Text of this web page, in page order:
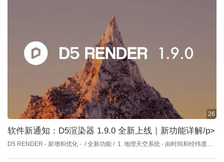
26
软件新通知：D5渲染器 1.9.0 全新上线｜新功能详解/p>
D5 RENDER - 新增和优化 - / 全新功能 / 1. 地理天空系统 - 由时间和经纬度控制 2. 快捷键【Z】快速移动镜头，聚焦到模型 3. 支持快捷【F11】隐藏窗口右侧检查栏 4. 模型替换功能扩展，支持替换为素材库模型 5. 树叶材质模板（双面材质） 6. 植物支持颜色调整 7. 天空亮度和背景亮度支持分别调整 8. 点光源和聚光灯增加半径参数 9. 自发光材质参数增加亮度参数贴图，优化交互 10. 渲染图片增加透明材质通道图 11. HDRI 范围根据场景自动缩放 / 渲染引擎升级 / 12. 自发光效果优化，提升照射精确度 13. 水材质效果提升 14. 雾气反射效果优化，镜面反射支持阳光丁达尔效应 15. 渲染结果中，支持玻璃二次反射 16. 全局光照再次升级 17. 视频开放粗糙度参数限制 18. 纱帘材质支持透射效果 19. 大场景植物效率优化 20. 出图效率优化 21. 编辑模式下，低画质效果调整 / 工作流优化 / 22. 鼠标拖拽输入框支持 Shift 快捷键加速数值变化 23. 颜色编辑控件支持 RGB、HSV、HEX 模式和吸色笔屏幕取色 24. 聚光灯支持多选和成组设置 IES 文件 25. 优化 HDR、LUT、IES 文件选择控件 26. LUT 支持不同场景单独保存设置 27. 优化植物笔刷和散布的效果 / 素材库上新 / 28. 新增 412 棵中国常见植物 - 修复 - - HDRI 文件过大引起的软件崩溃 - 视频预览和移动减速的空格快捷键冲突 - 多选光源导致的灯光颜色参数丢失 - 光源多选后使用 Shift 无法复制的错误 - 衰减半径过大的光源保存项目时失败 - 自定义 HDRI 切换异常 - 透明材质景深效果错误 - 低环境光下雾气会发光 - 部分出图的玻璃白边问题 - 部分植物会在反射中消失的问题 ———————————————————————————————————————————————————————————————— - 以下是部分功能详解 - 1. 地理天空系统 天空选项中新增【地理天空系统】，与 【HDR 照明系统】并列。通过时间、日期、经纬度等地理参数，控制天空的光照变化。区别于 HDR 照明系统，地理天空系统中不包含任何直接对太阳方位及颜色等控制的参数，只能通过真实的地理信息，确定太阳的方位和光照变化 *如需要精确控制太阳的高度角和旋转角，可以使用 HDR 照明的太阳，其参数可自定义 【时间圆盘】表示所在地与太阳的相对位置。当太阳从左侧地平线位置升起时，对应了日出的时间，场景也会有日出的光照效果。当太阳在正上方时，为正午十二点，实际所在地的太阳高度角达到最大。当太阳落向地平线下方，场景则变为夜晚效果 不同日期和经纬度设置，也会真实对应太阳的位置、日出日落时间以及光照的变化 【北向偏移参数】是用来重新校准场景的北方。此参数可以理解为场景中有一个指南针，调整参数时，北向偏移转动了指南针原本的朝向，即太阳的方位角，场景中的太阳会在平行于地平面的圈环绕 2.【聚焦】到模型 在列表或场景中选中模型后，点击【聚焦】或使用快捷键 Z ，移动镜头视角到模型前方，让模型完整显示在视口中，便于在场景中寻找模型 3. 隐藏【窗口右侧检查栏】 在【菜单栏】-【窗口】中可以控制右侧检查栏的隐藏与显示，或通过快捷键 F11 快速隐藏/显示检查栏。解决了在调整模型、材质或设置图片渲染参数时，有侧边栏遮挡场景的问题 *我们也重新规划了布局设计，将在接下来的版本中，逐步优化窗口布局 4. 【模型替换】功能扩展 无论是导入的模型，还是从D5素材库放入场景的模型，除原有的支持替换为本地模型文件外，新增支持替换为官方或本地素材库模型 选中模型，点击【替换】 - 【从素材库】，选择一个新的模型替换当前模型 *如模型未下载，需要先下载后进行替换 5. 树叶材质模板-双面材质 材质编辑中新增【树叶】材质，也称为【双面材质】，常用于制作植物叶片效果 可上传贴图至【背面颜色】参数，支持透明贴图和调整透明度 6. 植物颜色调整 使用【材质笔】选择植物的材质，在右侧编辑面板中，调整贴图颜色 如使用笔刷刷出（包括散布）的植物，调整时，所有植物颜色会统一变化；如单一摆放在场景中的植物，调整颜色时只对单株有效果 7. 天空和背景亮度支持分别调整 点击更多设置的控件，展开【背景亮度】；当控件收起时，两参数统一调整 两参数分开后，对于场景中光线控制更加自由，让场景中的主体和背景能更好的融合。避免出现画面光感适合，但背景过曝，或者天空背景适合时，模型主体较暗的情况 8. 点光源和聚光灯新增【半径参数】 点光源和聚光灯新增【半径参数】，可影响光源阴影的虚实 9. 自发光材质-亮度参数新增【贴图】 自发光新增了【亮度贴图】，可以自定义添加一张黑白贴图在亮度参数中，控制自发光材质不同的发光部分 同时将自发光相关的 3 项参数：亮度、颜色、阴影投射，收纳为一个自发光开关控件。如需设置自发光效果，打开开关即可 10. 渲染出图新增【透明材质通道图】 旧版中，导出的材质通道图中不包含透明材质的通道。本次更新中，增加了【透明材质通道图】，可单独对玻璃等透明材质进行后期处理 11. 自发光效果优化 通过对发光几何体进行合理的层级空间划分，根据 Grid 的重要性投影采样点，从而进行多重重要性采样，配合世界空间降噪器得到准确快速的自发光投影效果，适用于任何形状，任意大小的几何体 12. 水材质效果提升 通过全新的基于物理的光线散射吸收模拟，水材质可以得到更具质感的深度和颜色过渡 13. 雾气反射效果优化，镜面反射中支持阳光丁达尔效应 在光线追踪反射中进行光线步进，采样 LightGrid 和 ShadowMap 模拟逼真的“上帝光效果” 14. 玻璃二次反射 多次反弹的光线追踪反射中加入对透明材质的支持，可以在反射射线的多次反弹中得到高质量的透明材质反射效果 15. 全局光照再次升级 基于物体的位置缓存场景光照信息，根据多种条件自适应采样缓存光照信息，减少漏光，增强准确性，进一步逼近离线品质 16. 低画质效果调整 切换到低画质模式后，场景中的光源不再对物体产生阴影效果，可提高编辑效率 17. 出图效率优化 优化了底层引擎采样过程中多样本采样的各特性消耗，出图速度提升20%+ 18. 大场景植物效率优化 基于层级关系的递进数据结构加速，显著降低 CPU 与 GPU 之间的 I/O 通信频率，优化了植物实例在渲染时的绘制和调用，对复杂大场景承载能力提升 50% 19. 视频开放粗糙度参数限制 优化视频输出中【反射粗糙度】的适应范围，实时出图视频所见即所得 20. 纱帘材质支持透射效果 基于新的光照着色模型，布艺材质模板支持快速次表面散射，更容易模拟灯罩效果 21. 颜色编辑控件支持 RGB、HSV、HEX 模式和吸色笔屏幕取色 22. 优化 HDR、LUT、IES 文件选择控件；聚光灯支持多选成组设置 IES 文件 23. 素材库上新 新增 412 棵中国常见植物，包括龟背竹、睡莲、狼尾草、五彩千年木等